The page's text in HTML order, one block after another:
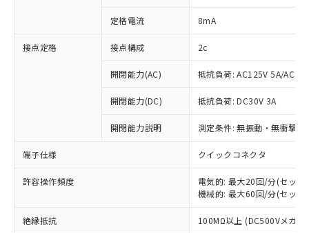
定格電流 8mA
接点定格 接点構成 2c
開閉能力(AC) 抵抗負荷: AC125V 5A/
開閉能力(DC) 抵抗負荷: DC30V 3A
開閉能力説明 測定条件: 無振動・無衝撃
端子仕様 クイックコネクタ
許容操作頻度
電気的: 最大20回/分(セット
機械的: 最大60回/分(セット
絶縁抵抗 100MΩ以上 (DC500Vメガ)
ご利用条件
※1 対応状況
対応済み：EU RoHS指令（10物質）の
非含有に対応した製品が提供可能な商品で
す。
対応予定：EU RoHS指令（10物質）の非含
有に対応した製品に切り替える予定のある